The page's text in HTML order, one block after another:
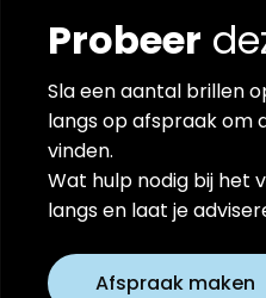
Probeer
Sla een aantal brillen
langs op afspraak om
vinden.
Wat hulp nodig bij het
langs en laat je
Afspraak maken